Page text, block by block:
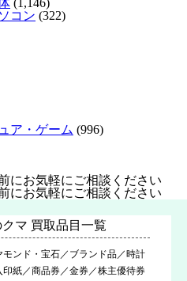
(1,146)
コン (322)
ア・ゲーム (996)
ンド・宝石／ブランド品／時計
紙／商品券／金券／株主優待券